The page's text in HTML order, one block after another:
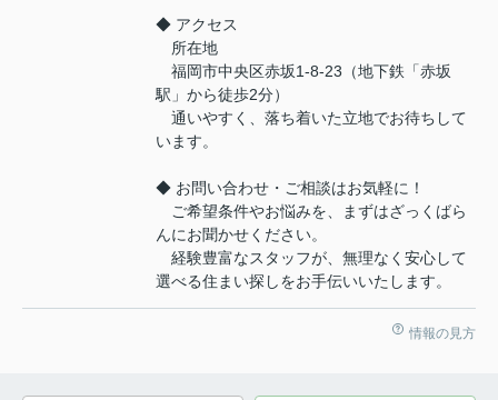
◆ アクセス
所在地
福岡市中央区赤坂1-8-23（地下鉄「赤坂
駅」から徒歩2分）
通いやすく、落ち着いた立地でお待ちして
います。
◆ お問い合わせ・ご相談はお気軽に！
ご希望条件やお悩みを、まずはざっくばら
んにお聞かせください。
経験豊富なスタッフが、無理なく安心して
選べる住まい探しをお手伝いいたします。
情報の見方